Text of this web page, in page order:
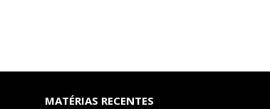
MATÉRIAS RECENTES